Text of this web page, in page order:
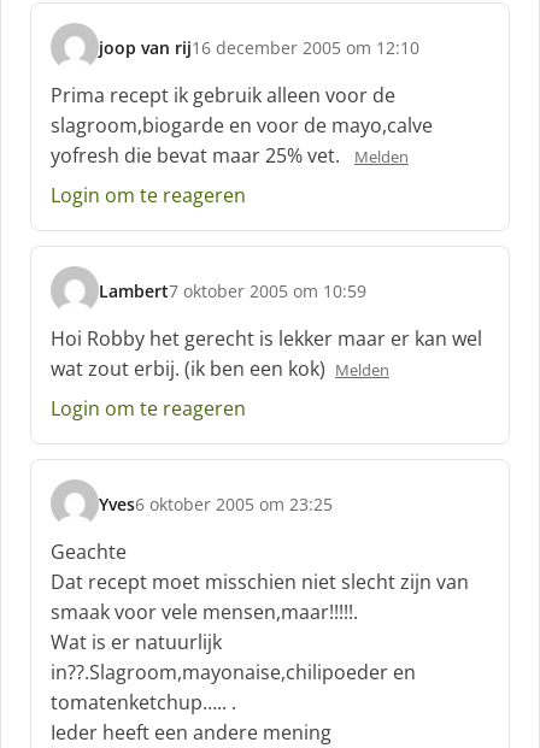
joop van rij
s
c
h
r
e
e
:
16 december 2005 om 12:10
Prima recept ik gebruik alleen voor de
slagroom,biogarde en voor de mayo,calve
yofresh die bevat maar 25% vet.
Melden
Login om te reageren
Lambert
s
c
h
r
e
f
7 oktober 2005 om 10:59
Hoi Robby het gerecht is lekker maar er kan wel
wat zout erbij. (ik ben een kok) Melden
Login om te reageren
Yves
s
c
h
r
e
e
f
:
6 oktober 2005 om 23:25
Geachte
Dat recept moet misschien niet slecht zijn van
smaak voor vele mensen,maar!!!!!.
Wat is er natuurlijk
in??.Slagroom,mayonaise,chilipoeder en
tomatenketchup….. .
Ieder heeft een andere mening